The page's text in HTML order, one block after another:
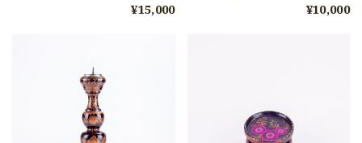
¥15,000
¥10,000